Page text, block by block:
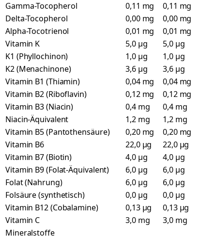
Gamma-Tocopherol
0,11 mg
0,11 mg
Delta-Tocopherol
0,00 mg
0,00 mg
Alpha-Tocotrienol
0,01 mg
0,01 mg
Vitamin K
5,0 µg
5,0 µg
K1 (Phyllochinon)
1,0 µg
1,0 µg
K2 (Menachinone)
3,6 µg
3,6 µg
Vitamin B1 (Thiamin)
0,04 mg
0,04 mg
Vitamin B2 (Riboflavin)
0,12 mg
0,12 mg
Vitamin B3 (Niacin)
0,4 mg
0,4 mg
Niacin-Äquivalent
1,2 mg
1,2 mg
Vitamin B5 (Pantothensäure)
0,20 mg
0,20 mg
Vitamin B6
22,0 µg
22,0 µg
Vitamin B7 (Biotin)
4,0 µg
4,0 µg
Vitamin B9 (Folat-Äquivalent)
6,0 µg
6,0 µg
Folat (Nahrung)
6,0 µg
6,0 µg
Folsäure (synthetisch)
0,0 µg
0,0 µg
Vitamin B12 (Cobalamine)
0,13 µg
0,13 µg
Vitamin C
3,0 mg
3,0 mg
Mineralstoffe